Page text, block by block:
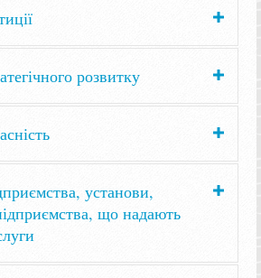
розвитку
установи,
що надають